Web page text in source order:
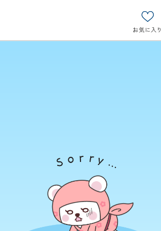
お気に入り